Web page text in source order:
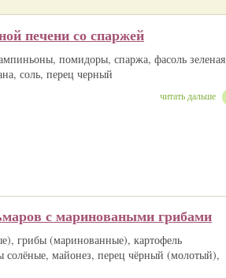
печени со спаржей
помидоры, спаржа, фасоль зеленая
соль, перец черный
читать дальше
с мариноваными грибами
грибы (маринованные), картофель
солёные, майонез, перец чёрный (молотый),